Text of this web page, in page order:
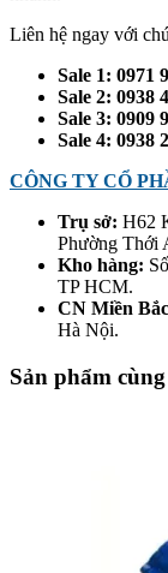
Liên hệ ngay với
Sale 1: 0971
Sale 2: 0938
Sale 3: 0909
Sale 4: 0938
CÔNG TY CỔ
Trụ sở: H62
Phường Thới
Kho hàng:
TP HCM.
CN Miền
Hà Nội.
Sản phẩm